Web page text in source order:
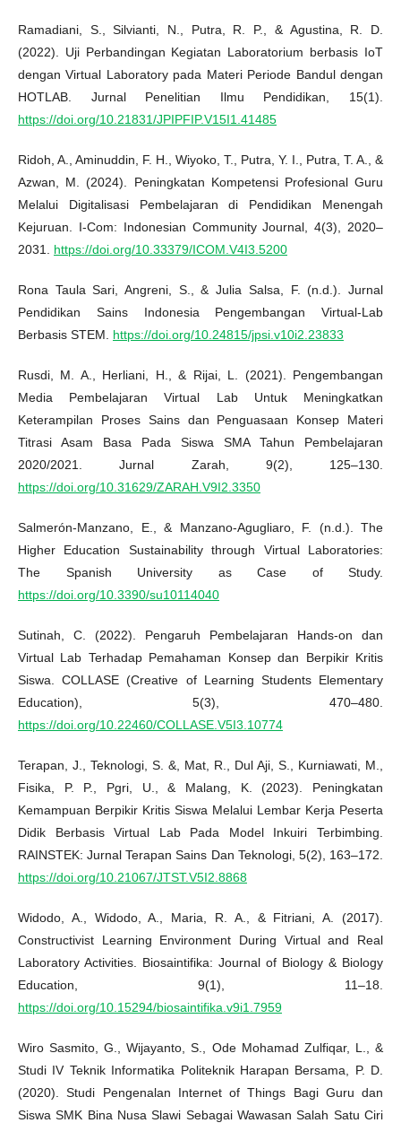
Ramadiani, S., Silvianti, N., Putra, R. P., & Agustina, R. D.
(2022). Uji Perbandingan Kegiatan Laboratorium berbasis IoT
dengan Virtual Laboratory pada Materi Periode Bandul dengan
HOTLAB. Jurnal Penelitian Ilmu Pendidikan, 15(1).
https://doi.org/10.21831/JPIPFIP.V15I1.41485
Ridoh, A., Aminuddin, F. H., Wiyoko, T., Putra, Y. I., Putra, T. A., &
Azwan, M. (2024). Peningkatan Kompetensi Profesional Guru
Melalui Digitalisasi Pembelajaran di Pendidikan Menengah
Kejuruan. I-Com: Indonesian Community Journal, 4(3), 2020–
2031. https://doi.org/10.33379/ICOM.V4I3.5200
Rona Taula Sari, Angreni, S., & Julia Salsa, F. (n.d.). Jurnal
Pendidikan Sains Indonesia Pengembangan Virtual-Lab
Berbasis STEM. https://doi.org/10.24815/jpsi.v10i2.23833
Rusdi, M. A., Herliani, H., & Rijai, L. (2021). Pengembangan
Media Pembelajaran Virtual Lab Untuk Meningkatkan
Keterampilan Proses Sains dan Penguasaan Konsep Materi
Titrasi Asam Basa Pada Siswa SMA Tahun Pembelajaran
2020/2021. Jurnal Zarah, 9(2), 125–130.
https://doi.org/10.31629/ZARAH.V9I2.3350
Salmerón-Manzano, E., & Manzano-Agugliaro, F. (n.d.). The
Higher Education Sustainability through Virtual Laboratories:
The Spanish University as Case of Study.
https://doi.org/10.3390/su10114040
Sutinah, C. (2022). Pengaruh Pembelajaran Hands-on dan
Virtual Lab Terhadap Pemahaman Konsep dan Berpikir Kritis
Siswa. COLLASE (Creative of Learning Students Elementary
Education), 5(3), 470–480.
https://doi.org/10.22460/COLLASE.V5I3.10774
Terapan, J., Teknologi, S. &, Mat, R., Dul Aji, S., Kurniawati, M.,
Fisika, P. P., Pgri, U., & Malang, K. (2023). Peningkatan
Kemampuan Berpikir Kritis Siswa Melalui Lembar Kerja Peserta
Didik Berbasis Virtual Lab Pada Model Inkuiri Terbimbing.
RAINSTEK: Jurnal Terapan Sains Dan Teknologi, 5(2), 163–172.
https://doi.org/10.21067/JTST.V5I2.8868
Widodo, A., Widodo, A., Maria, R. A., & Fitriani, A. (2017).
Constructivist Learning Environment During Virtual and Real
Laboratory Activities. Biosaintifika: Journal of Biology & Biology
Education, 9(1), 11–18.
https://doi.org/10.15294/biosaintifika.v9i1.7959
Wiro Sasmito, G., Wijayanto, S., Ode Mohamad Zulfiqar, L., &
Studi IV Teknik Informatika Politeknik Harapan Bersama, P. D.
(2020). Studi Pengenalan Internet of Things Bagi Guru dan
Siswa SMK Bina Nusa Slawi Sebagai Wawasan Salah Satu Ciri